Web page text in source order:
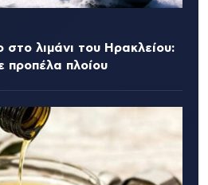
λιμάνι του Ηρακλείου:
προπέλα πλοίου